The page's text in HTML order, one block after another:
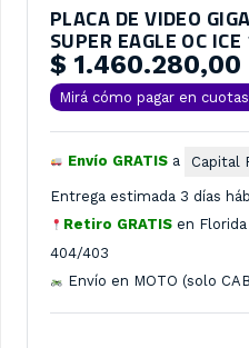
PLACA DE VIDEO
SUPER EAGLE OC
$ 1.460.280,00
Mirá cómo pagar en cuotas
Envío GRATIS a Capital
Entrega estimada 3 días
Retiro GRATIS en
404/403
Envío en MOTO (solo